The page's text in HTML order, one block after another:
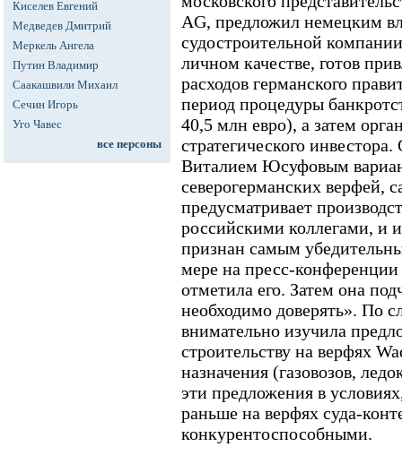
Киселев Евгений
Медведев Дмитрий
Меркель Ангела
Путин Владимир
Саакашвили Михаил
Сечин Игорь
Уго Чавес
все персоны
AG, предложил немецким
судостроительной
личном качестве, готов
расходов германского
период процедуры
40,5 млн евро), а затем
стратегического
Виталием Юсуфовым
северогерманских верфей,
предусматривает
российскими коллегами, и
признан самым
мере на пресс-
отметила его. Затем она
необходимо доверять». По
внимательно изучила
строительству на верфях
назначения (газовозов,
эти предложения в
раньше на верфях суда-
конкурентоспособными.